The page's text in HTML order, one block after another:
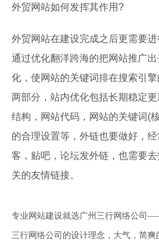
外贸网站如何发挥其作用?
外贸网站在建设完成之后更需要
通过优化翻洋跨海的把网站推广
化，使网站的关键词排在搜索引
两部分，站内优化包括长期稳定
结构，网站代码，网站的关键词(
的合理设置等，外链也要做好，
客，贴吧，论坛发外链，也需要
关的友情链接。
专业网站建设就选广州三行网络公司
三行网络公司的设计理念，大气，简